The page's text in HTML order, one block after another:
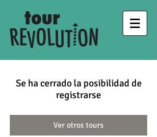
Se ha cerrado la posibilidad de
registrarse
Ver otros tours